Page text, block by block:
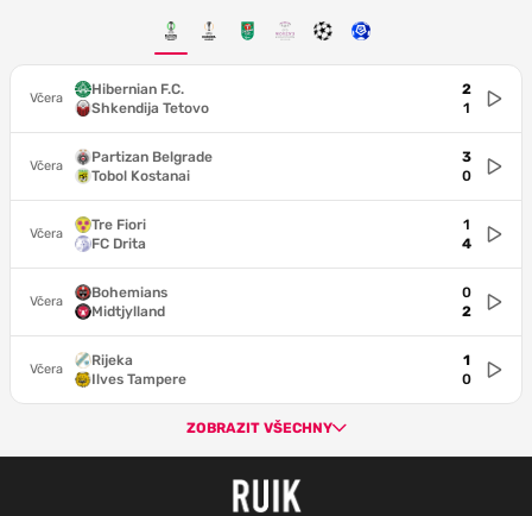
Včera
Hibernian F.C.
Shkendija Tetovo
2
1
Včera
Partizan Belgrade
Tobol Kostanai
3
0
Včera
Tre Fiori
FC Drita
1
4
Včera
Bohemians
Midtjylland
0
2
Včera
Rijeka
Ilves Tampere
1
0
ZOBRAZIT VŠECHNY